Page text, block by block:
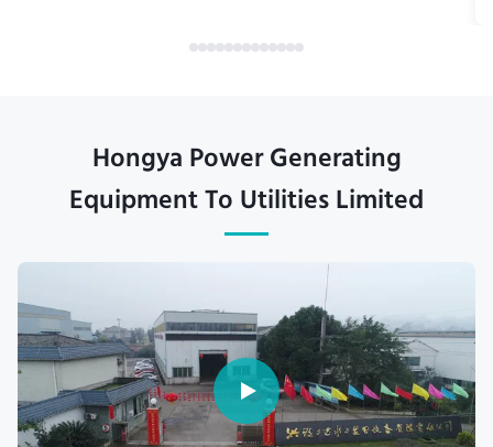
Hongya Power Generating
Equipment To Utilities Limited